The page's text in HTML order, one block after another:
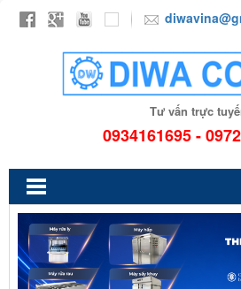
Tư vấn trực
0934161695 -